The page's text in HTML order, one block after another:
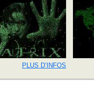
PLUS D’INFOS